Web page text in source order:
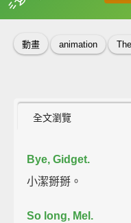
收錄佳句
動畫 animation
全文瀏覽
Bye, Gidget.
小潔掰掰。
So long, Mel.